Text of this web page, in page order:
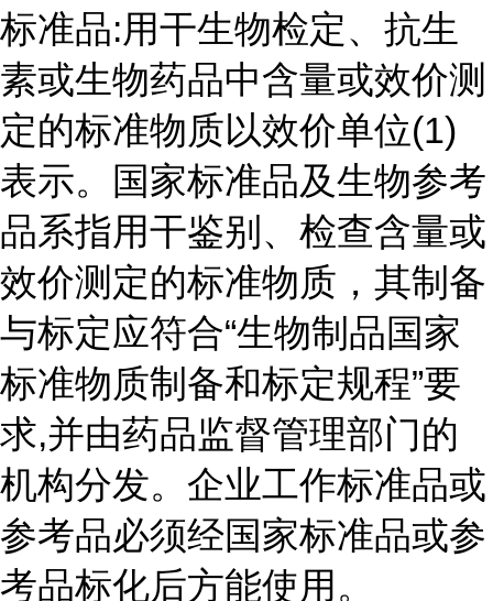
标准品:用干生物检定、抗生
素或生物药品中含量或效价测
定的标准物质以效价单位(1)
表示。国家标准品及生物参考
品系指用干鉴别、检查含量或
效价测定的标准物质，其制备
与标定应符合“生物制品国家
标准物质制备和标定规程”要
求,并由药品监督管理部门的
机构分发。企业工作标准品或
参考品必须经国家标准品或参
考品标化后方能使用。